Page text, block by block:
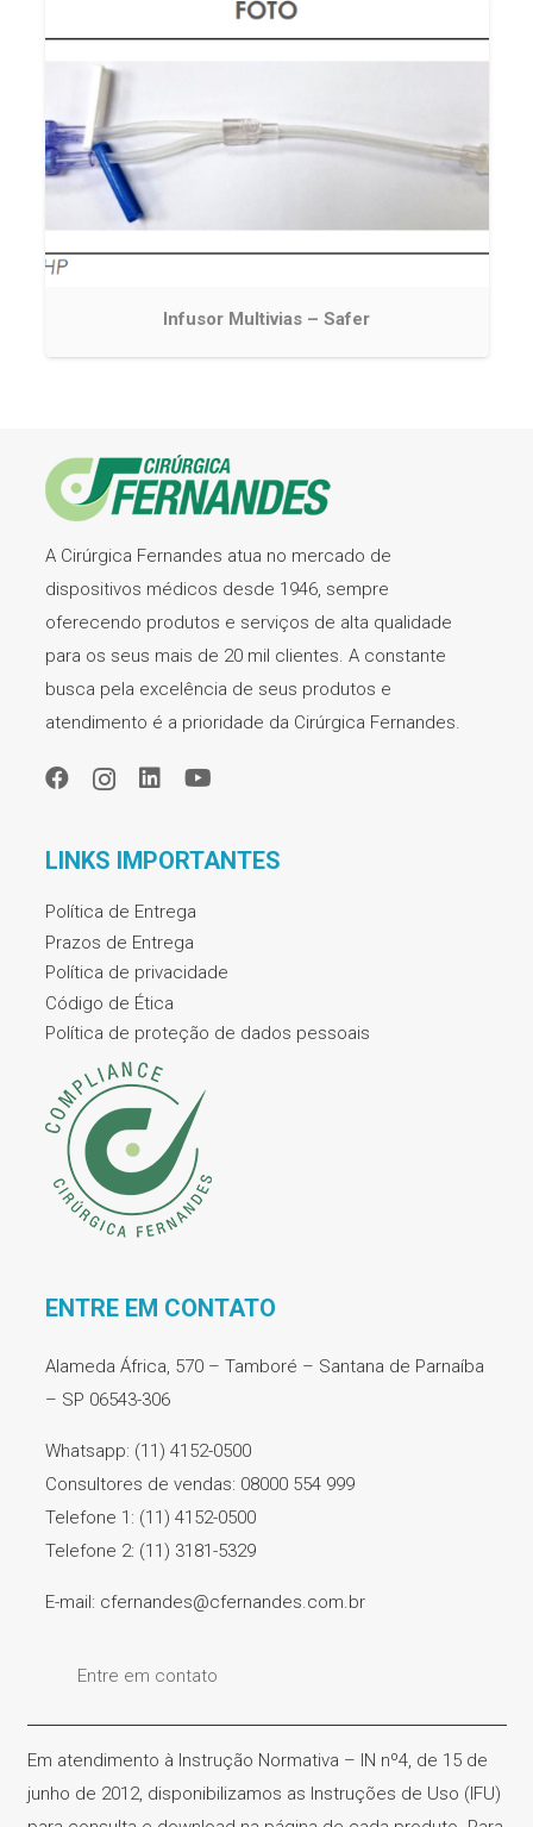
Infusor Multivias – Safer
A Cirúrgica Fernandes atua no mercado de
dispositivos médicos desde 1946, sempre
oferecendo produtos e serviços de alta qualidade
para os seus mais de 20 mil clientes. A constante
busca pela excelência de seus produtos e
atendimento é a prioridade da Cirúrgica Fernandes.
LINKS IMPORTANTES
Política de Entrega
Prazos de Entrega
Política de privacidade
Código de Ética
Política de proteção de dados pessoais
ENTRE EM CONTATO
Alameda África, 570 – Tamboré – Santana de Parnaíba
– SP 06543-306
Whatsapp: (11) 4152-0500
Consultores de vendas: 08000 554 999
Telefone 1: (11) 4152-0500
Telefone 2: (11) 3181-5329
E-mail: cfernandes@cfernandes.com.br
Entre em contato
Em atendimento à Instrução Normativa – IN nº4, de 15 de
junho de 2012, disponibilizamos as Instruções de Uso (IFU)